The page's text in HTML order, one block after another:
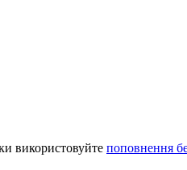
використовуйте поповнення